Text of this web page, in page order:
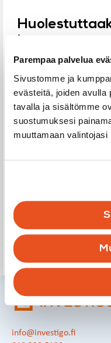
Parempaa palvelua
Sivustomme ja
evästeitä, joiden avulla
tavalla ja sisältömme
suostumuksesi
muuttamaan valintojasi
kotisi tai
Meiltä saat laadukkaita
rakennuksen
ongelmissa, kuten
yksittäisistä asunnoista
tarjoamme
tarkastuksissa ja
info@investigo.fi